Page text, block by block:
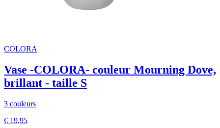
COLORA
Vase -COLORA- couleur Mourning Dove,
brillant - taille S
3 couleurs
€ 19,95